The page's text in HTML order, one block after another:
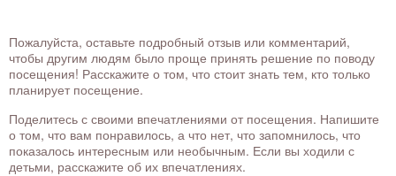
Пожалуйста, оставьте подробный отзыв или комментарий,
чтобы другим людям было проще принять решение по поводу
посещения! Расскажите о том, что стоит знать тем, кто только
планирует посещение.
Поделитесь с своими впечатлениями от посещения. Напишите
о том, что вам понравилось, а что нет, что запомнилось, что
показалось интересным или необычным. Если вы ходили с
детьми, расскажите об их впечатлениях.